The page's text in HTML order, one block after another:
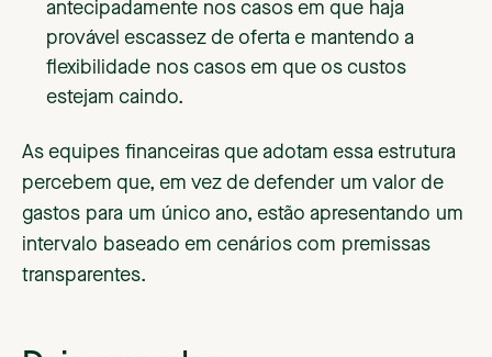
antecipadamente nos casos em que haja
provável escassez de oferta e mantendo a
flexibilidade nos casos em que os custos
estejam caindo.
As equipes financeiras que adotam essa estrutura
percebem que, em vez de defender um valor de
gastos para um único ano, estão apresentando um
intervalo baseado em cenários com premissas
transparentes.